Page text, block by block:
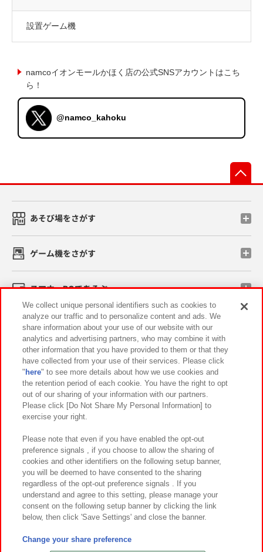
設置ゲーム機
namcoイオンモールかほく店の公式SNSアカウントはこち
ら！
@namco_kahoku
あそび場をさがす
ゲーム機をさがす
スマホ・PCであそぶ
イベント・キャンペーン
関連会社 サステナビリティ サイトポリシー
プライバシーポリシー ウェブアクセシビリティ方針と検証結果
お取引先さまとともに
カスタマーハラスメント対応方針 よくあるご質問・お問い合わせ
©Bandai Namco Amusement Inc.
©Bandai Namco Amusement Lab Inc.
We collect unique personal identifiers such as cookies to
analyze our traffic and to personalize content and ads. We
share information about your use of our website with our
analytics and advertising partners, who may combine it with
other information that you have provided to them or that they
have collected from your use of their services. Please click
" here" to see more details about how we use cookies and
the retention period of each cookie. You have the right to opt
out of our sharing of your information with our partners.
Please click [Do Not Share My Personal Information] to
exercise your right.
Please note that even if you have enabled the opt-out
preference signals , if you choose to allow the sharing of
cookies and other identifiers on the following setup banner,
you will be deemed to have consented to the sharing
regardless of the opt-out preference signals . If you
understand and agree to this setting, please manage your
consent on the following setup banner by clicking the link
below, then click 'Save Settings' and close the banner.
Change your share preference